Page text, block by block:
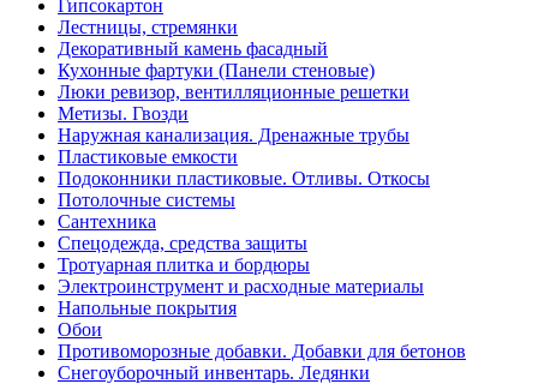
Гипсокартон
Лестницы, стремянки
Декоративный камень фасадный
Кухонные фартуки (Панели стеновые)
Люки ревизор, вентилляционные решетки
Метизы. Гвозди
Наружная канализация. Дренажные трубы
Пластиковые емкости
Подоконники пластиковые. Отливы. Откосы
Потолочные системы
Сантехника
Спецодежда, средства защиты
Тротуарная плитка и бордюры
Электроинструмент и расходные материалы
Напольные покрытия
Обои
Противоморозные добавки. Добавки для бетонов
Снегоуборочный инвентарь. Ледянки